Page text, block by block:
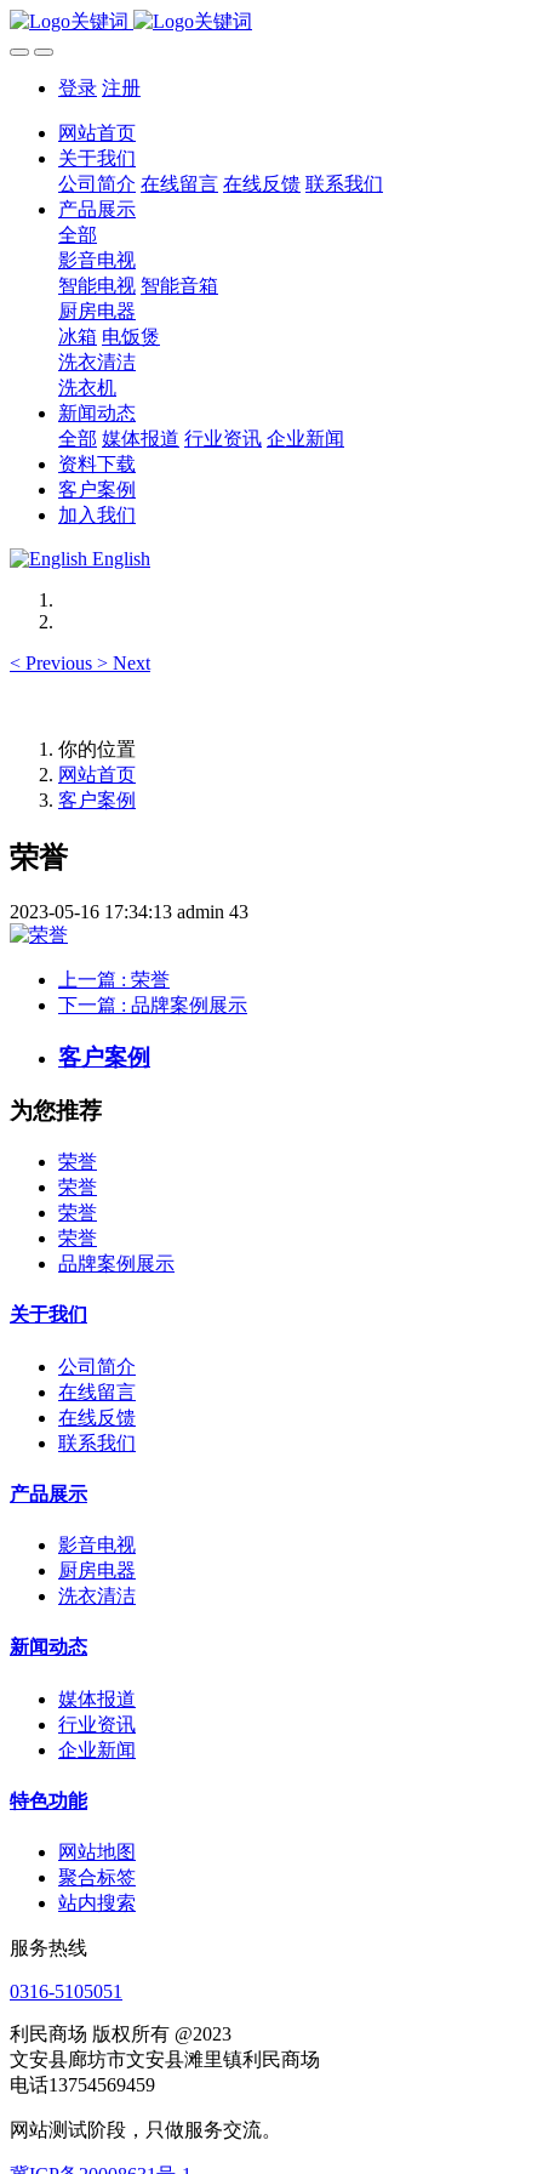
登录 注册
网站首页
关于我们
公司简介 在线留言 在线反馈 联系我们
产品展示
全部
影音电视
智能电视 智能音箱
厨房电器
冰箱 电饭煲
洗衣清洁
洗衣机
新闻动态
全部 媒体报道 行业资讯 企业新闻
资料下载
客户案例
加入我们
English
< Previous > Next
你的位置
网站首页
客户案例
荣誉
2023-05-16 17:34:13 admin 43
上一篇 : 荣誉
下一篇 : 品牌案例展示
客户案例
为您推荐
荣誉
荣誉
荣誉
荣誉
品牌案例展示
关于我们
公司简介
在线留言
在线反馈
联系我们
产品展示
影音电视
厨房电器
洗衣清洁
新闻动态
媒体报道
行业资讯
企业新闻
特色功能
网站地图
聚合标签
站内搜索
服务热线
0316-5105051
利民商场 版权所有 @2023
文安县廊坊市文安县滩里镇利民商场
电话13754569459
网站测试阶段，只做服务交流。